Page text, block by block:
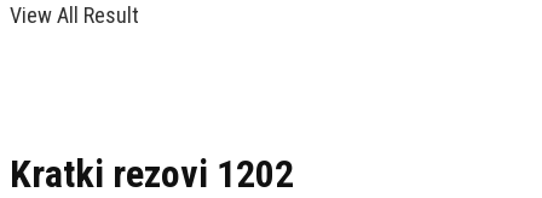
View All Result
Kratki rezovi 1202